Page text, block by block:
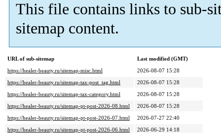
This file contains links to sub-
sitemap content.
URL of sub-sitemap
Last modified (GMT)
https://healer-beauty.ru/sitemap-misc.html
2026-08-07 15:28
https://healer-beauty.ru/sitemap-tax-post_tag.html
2026-08-07 15:28
https://healer-beauty.ru/sitemap-tax-category.html
2026-08-07 15:28
https://healer-beauty.ru/sitemap-pt-post-2026-08.html
2026-08-07 15:28
https://healer-beauty.ru/sitemap-pt-post-2026-07.html
2026-07-27 22:40
https://healer-beauty.ru/sitemap-pt-post-2026-06.html
2026-06-29 14:18